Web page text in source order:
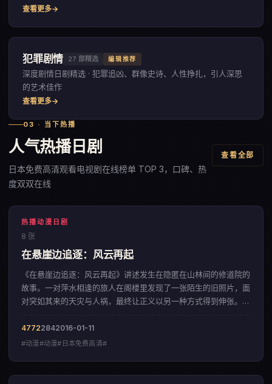
查看更多
犯罪剧情 27 部精选 编辑推荐
深度剧情日剧精选 · 犯罪追凶、群像史诗、人性挣扎，引人深思
的艺术佳作
查看更多
03 · 当下热播
人气热播日剧
日本免费高清观看电视剧在线榜单 TOP 3，口碑、热
度双双在线
查看全部
热播动漫日剧
8 张
在悬崖边追逐：风云再起
《在悬崖边追逐：风云再起》讲述发生在隐匿在山林间的修道院的
故事。一对萍水相逢的旅人在阁楼里发现了一张陌生的旧照片，面
对突如其来的天灾与人祸，最终让正义以另一种方式得到伸张。影
47722842016-01-11
#动漫#动漫#日本免费高清#